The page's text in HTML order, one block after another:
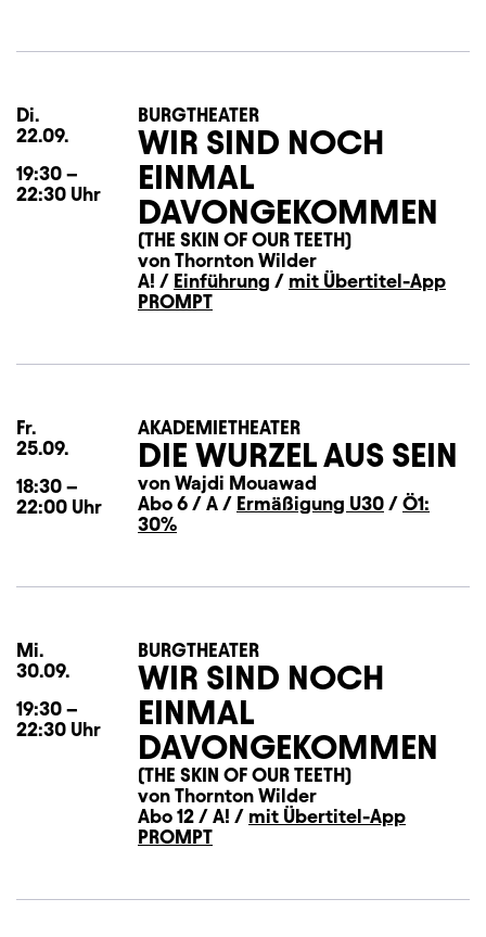
Di.
22.09.
19:30 –
22:30 Uhr
BURGTHEATER
WIR SIND NOCH
EINMAL
DAVONGEKOMMEN
(THE SKIN OF OUR TEETH)
von Thornton Wilder
A! / Einführung / mit Übertitel-App
PROMPT
Fr.
25.09.
18:30 –
22:00 Uhr
AKADEMIETHEATER
DIE WURZEL AUS SEIN
von Wajdi Mouawad
Abo 6 / A / Ermäßigung U30 / Ö1:
30%
Mi.
30.09.
19:30 –
22:30 Uhr
BURGTHEATER
WIR SIND NOCH
EINMAL
DAVONGEKOMMEN
(THE SKIN OF OUR TEETH)
von Thornton Wilder
Abo 12 / A! / mit Übertitel-App
PROMPT